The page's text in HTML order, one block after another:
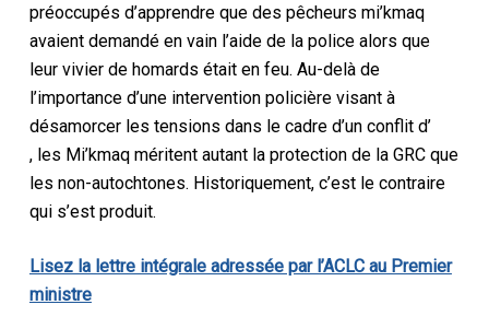
préoccupés d’apprendre que des pêcheurs mi’kmaq
avaient demandé en vain l’aide de la police alors que
leur vivier de homards était en feu. Au-delà de
l’importance d’une intervention policière visant à
désamorcer les tensions dans le cadre d’un conflit d’
, les Mi’kmaq méritent autant la protection de la GRC que
les non-autochtones. Historiquement, c’est le contraire
qui s’est produit.
Lisez la lettre intégrale adressée par l’ACLC au Premier
ministre